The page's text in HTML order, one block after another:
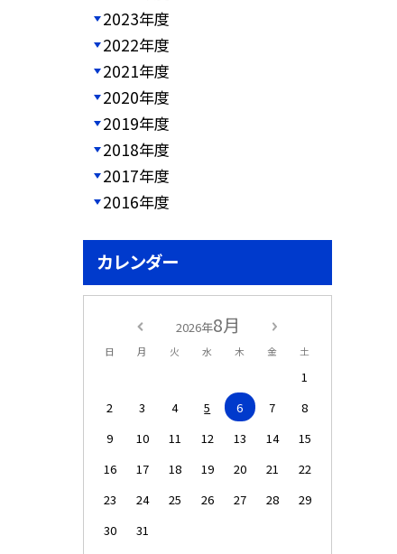
2023年度
2022年度
2021年度
2020年度
2019年度
2018年度
2017年度
2016年度
カレンダー
2026年8月
日 月 火 水 木 金 土
1
2
3 4 5 6 7
8
9
10 11 12 13 14
15
16
17 18 19 20 21
22
23
24 25 26 27 28
29
30
31